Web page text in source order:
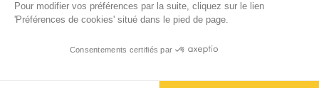
Pour modifier vos préférences par la suite, cliquez sur le lien
'Préférences de cookies' situé dans le pied de page.
Consentements certifiés par